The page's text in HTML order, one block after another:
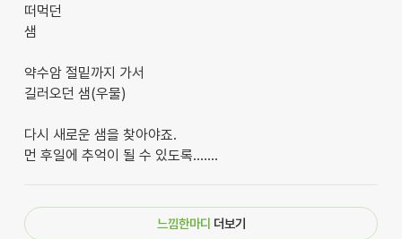
떠먹던
샘
약수암 절밑까지 가서
길러오던 샘(우물)
다시 새로운 샘을 찾아야죠.
먼 후일에 추억이 될 수 있도록.......
느낌한마디 더보기